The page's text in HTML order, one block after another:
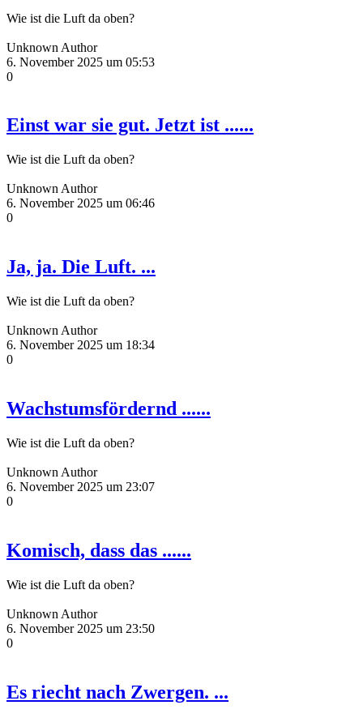
Wie ist die Luft da oben?
Unknown Author
6. November 2025 um 05:53
0
Einst war sie gut. Jetzt ist ......
Wie ist die Luft da oben?
Unknown Author
6. November 2025 um 06:46
0
Ja, ja. Die Luft. ...
Wie ist die Luft da oben?
Unknown Author
6. November 2025 um 18:34
0
Wachstumsfördernd ......
Wie ist die Luft da oben?
Unknown Author
6. November 2025 um 23:07
0
Komisch, dass das ......
Wie ist die Luft da oben?
Unknown Author
6. November 2025 um 23:50
0
Es riecht nach Zwergen. ...